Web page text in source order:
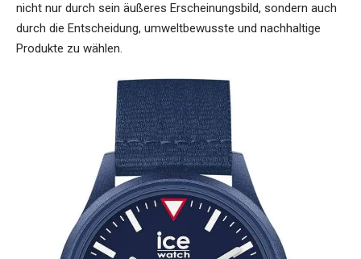
nicht nur durch sein äußeres Erscheinungsbild, sondern auch
durch die Entscheidung, umweltbewusste und nachhaltige
Produkte zu wählen.